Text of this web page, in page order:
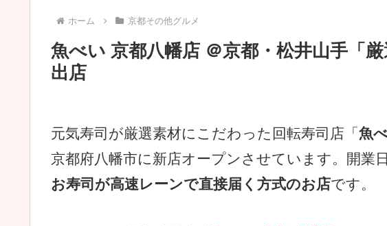
ホーム 京都その他グルメ
魚べい 京都八幡店 ＠京都・松井山手「
出店
元気寿司が厳選素材にこだわった回転寿司店「 魚
京都府八幡市に新店オープンさせています。開業
お寿司が高速レーンで直接届く方式のお店です。